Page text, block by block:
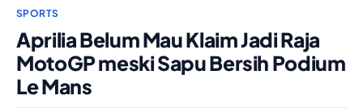
SPORTS
Aprilia Belum Mau Klaim Jadi Raja
MotoGP meski Sapu Bersih Podium
Le Mans